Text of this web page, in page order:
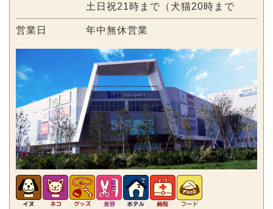
土日祝21時まで（犬猫20時まで
営業日 年中無休営業